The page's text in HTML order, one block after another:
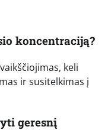
koncentraciją?
keli
ir susitelkimas į
geresnį